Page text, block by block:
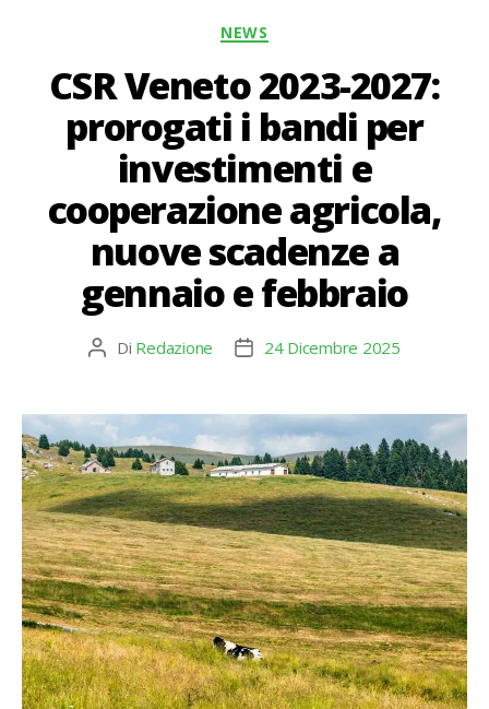
Categorie
NEWS
CSR Veneto 2023-2027:
prorogati i bandi per
investimenti e
cooperazione agricola,
nuove scadenze a
gennaio e febbraio
Autore
Di Redazione
Data24 Dicembre 2025